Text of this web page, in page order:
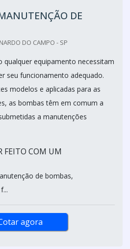
DE
DO CAMPO - SP
qualquer equipamento necessitam
seu funcionamento adequado.
modelos e aplicadas para as
as bombas têm em comum a
a manutenções
FEITO COM UM
de bombas,
agora